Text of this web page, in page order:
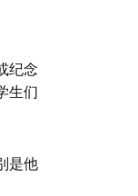
纪念
生们
是他